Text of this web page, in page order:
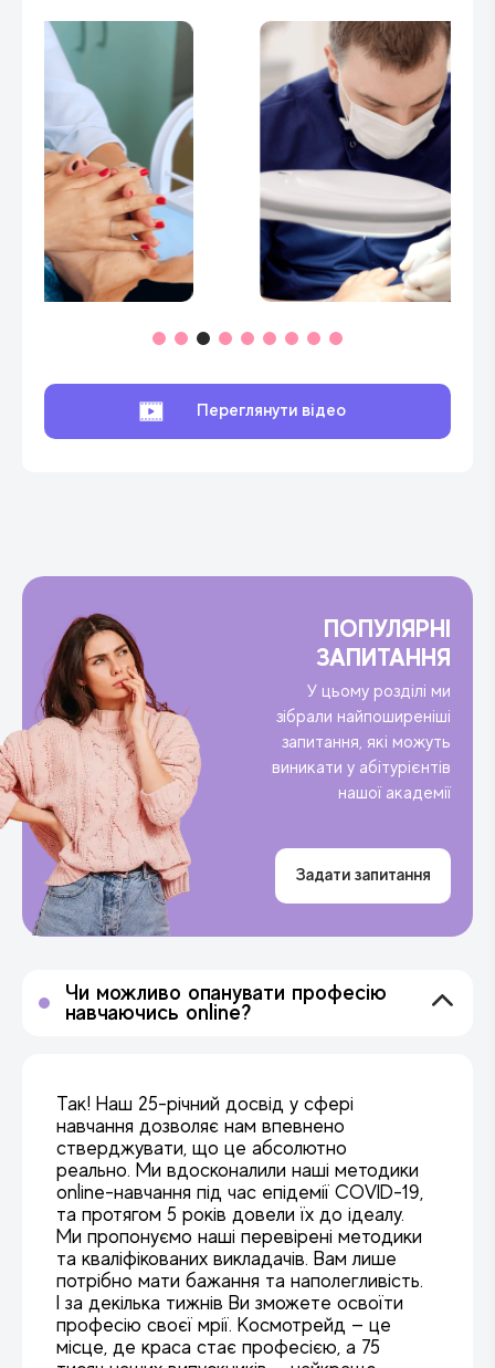
Переглянути відео
ПОПУЛЯРНІ
ЗАПИТАННЯ
У цьому розділі ми
зібрали найпоширеніші
запитання, які можуть
виникати у абітурієнтів
нашої академії
Задати запитання
Чи можливо опанувати професію
навчаючись online?
Так! Наш 25-річний досвід у сфері
навчання дозволяє нам впевнено
стверджувати, що це абсолютно
реально. Ми вдосконалили наші методики
online-навчання під час епідемії COVID-19,
та протягом 5 років довели їх до ідеалу.
Ми пропонуємо наші перевірені методики
та кваліфікованих викладачів. Вам лише
потрібно мати бажання та наполегливість.
І за декілька тижнів Ви зможете освоїти
професію своєї мрії. Космотрейд — це
місце, де краса стає професією, а 75